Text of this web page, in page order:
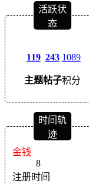
活跃状
态
119
主题
243
帖子
1089
积分
时间轨
迹
金钱
8
注册时间